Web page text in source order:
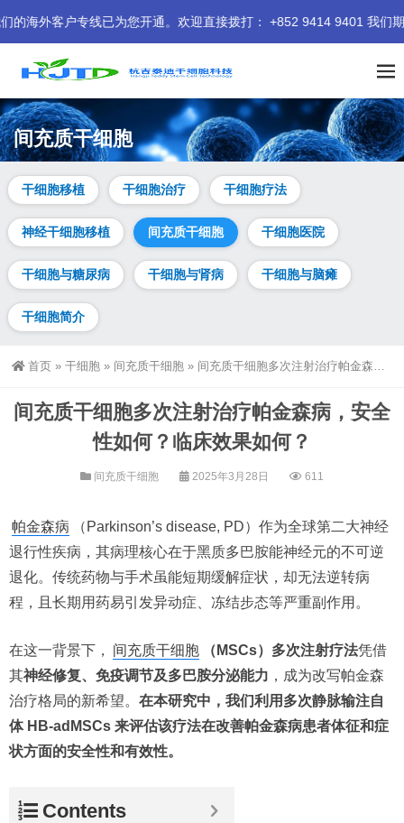
客户专线已为您开通。欢迎直接拨打： +852 9414 9401 我们期待为
间充质干细胞
干细胞移植 干细胞治疗 干细胞疗法
神经干细胞移植 间充质干细胞 干细胞医院
干细胞与糖尿病 干细胞与肾病 干细胞与脑瘫
干细胞简介
首页 » 干细胞 » 间充质干细胞 » 间充质干细胞多次注射治疗帕金森病，安全性如何？临床效果如何？
间充质干细胞多次注射治疗帕金森病，安全
性如何？临床效果如何？
间充质干细胞 2025年3月28日 611
帕金森病
（Parkinson’s disease, PD）作为全球第二大神经
退行性疾病，其病理核心在于黑质多巴胺能神经元的不可逆
退化。传统药物与手术虽能短期缓解症状，却无法逆转病
程，且长期用药易引发异动症、冻结步态等严重副作用。
在这一背景下，​ 间充质干细胞 （MSCs）多次注射疗法凭借
其神经修复、免疫调节及多巴胺分泌能力 ，成为改写帕金森
治疗格局的新希望。 在本研究中，我们利用多次静脉输注自
体 HB-adMSCs 来评估该疗法在改善帕金森病患者体征和症
状方面的安全性和有效性。
Contents